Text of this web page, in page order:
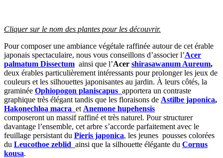
Cliquer sur le nom des plantes pour les découvrir.
Pour composer une ambiance végétale raffinée autour de cet érable
japonais spectaculaire, nous vous conseillons d’associer l’Acer
palmatum Dissectum ainsi que l’Acer shirasawanum Aureum,
deux érables particulièrement intéressants pour prolonger les jeux de
couleurs et les silhouettes japonisantes au jardin. À leurs côtés, la
graminée Ophiopogon planiscapus apportera un contraste
graphique très élégant tandis que les floraisons de Astilbe japonica,
Hakonechloa macra et Anemone hupehensis
composeront un massif raffiné et très naturel. Pour structurer
davantage l’ensemble, cet arbre s’accorde parfaitement avec le
feuillage persistant du Pieris japonica, les jeunes pousses colorées
du Leucothoe zeblid ainsi que la silhouette élégante du Cornus
kousa.